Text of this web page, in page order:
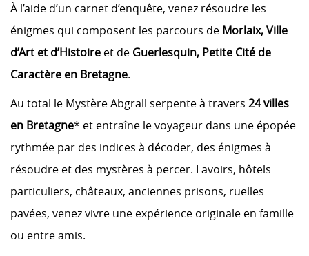
À l’aide d’un carnet d’enquête, venez résoudre les
énigmes qui composent les parcours de Morlaix, Ville
d’Art et d’Histoire et de Guerlesquin, Petite Cité de
Caractère en Bretagne.
Au total le Mystère Abgrall serpente à travers 24 villes
en Bretagne* et entraîne le voyageur dans une épopée
rythmée par des indices à décoder, des énigmes à
résoudre et des mystères à percer. Lavoirs, hôtels
particuliers, châteaux, anciennes prisons, ruelles
pavées, venez vivre une expérience originale en famille
ou entre amis.